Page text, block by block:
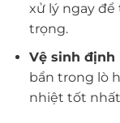
xử lý ngay
trọng.
Vệ sinh định
bẩn trong lò
nhiệt tốt